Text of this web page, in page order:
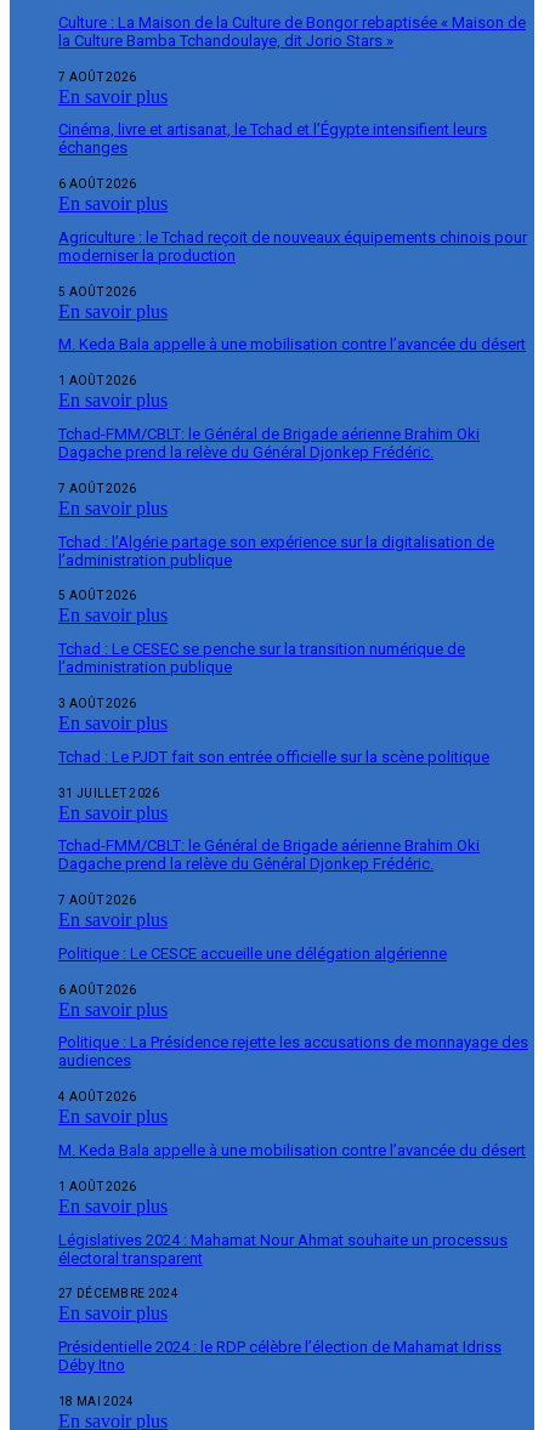
Culture : La Maison de la Culture de Bongor rebaptisée « Maison de
la Culture Bamba Tchandoulaye, dit Jorio Stars »
7 AOÛT 2026
En savoir plus
Cinéma, livre et artisanat, le Tchad et l’Égypte intensifient leurs
échanges
6 AOÛT 2026
En savoir plus
Agriculture : le Tchad reçoit de nouveaux équipements chinois pour
moderniser la production
5 AOÛT 2026
En savoir plus
M. Keda Bala appelle à une mobilisation contre l’avancée du désert
1 AOÛT 2026
En savoir plus
Tchad-FMM/CBLT: le Général de Brigade aérienne Brahim Oki
Dagache prend la relève du Général Djonkep Frédéric.
7 AOÛT 2026
En savoir plus
Tchad : l’Algérie partage son expérience sur la digitalisation de
l’administration publique
5 AOÛT 2026
En savoir plus
Tchad : Le CESEC se penche sur la transition numérique de
l’administration publique
3 AOÛT 2026
En savoir plus
Tchad : Le PJDT fait son entrée officielle sur la scène politique
31 JUILLET 2026
En savoir plus
Tchad-FMM/CBLT: le Général de Brigade aérienne Brahim Oki
Dagache prend la relève du Général Djonkep Frédéric.
7 AOÛT 2026
En savoir plus
Politique : Le CESCE accueille une délégation algérienne
6 AOÛT 2026
En savoir plus
Politique : La Présidence rejette les accusations de monnayage des
audiences
4 AOÛT 2026
En savoir plus
M. Keda Bala appelle à une mobilisation contre l’avancée du désert
1 AOÛT 2026
En savoir plus
Législatives 2024 : Mahamat Nour Ahmat souhaite un processus
électoral transparent
27 DÉCEMBRE 2024
En savoir plus
Présidentielle 2024 : le RDP célèbre l’élection de Mahamat Idriss
Déby Itno
18 MAI 2024
En savoir plus